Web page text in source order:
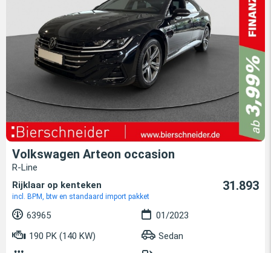
Volkswagen Arteon occasion
R-Line
Rijklaar op kenteken
incl. BPM, btw en standaard import pakket
31.893
63965
01/2023
190 PK (140 KW)
Sedan